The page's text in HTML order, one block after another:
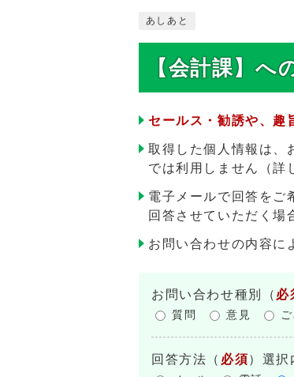
あしあと
【会計課】へ
セールス・勧誘や、趣
取得した個人情報は、
では利用しません（詳
電子メールで回答をご
回答させていただく場
お問い合わせの内容に
お問い合わせ種別 （ 必
質問 意見
回答方法 （ 必須）選択